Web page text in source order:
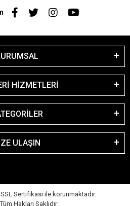
HİZMETLERİ
ULAŞIN
Sertifikası ile korunmaktadır.
Tüm Hakları Saklıdır